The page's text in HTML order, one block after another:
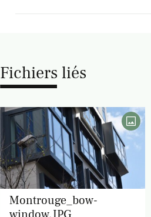
Fichiers liés
Montrouge_bow-